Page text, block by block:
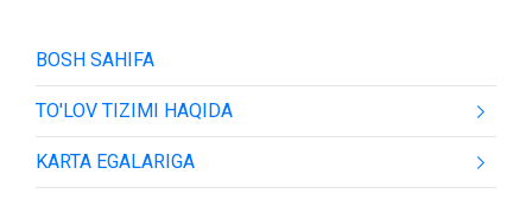
BOSH SAHIFA
TO'LOV TIZIMI HAQIDA
KARTA EGALARIGA